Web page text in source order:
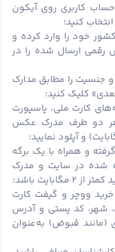
کاربری روی آیکون
کنید؛
خود را وارد کرده و
رقمی ارسال شده را در
و جنسیت را مطابق مدارک
کلیک کنید؛
کارت ملی، پاسپورت
هر دو طرف مدرک عکس
و همراه با یک برگه
‌شده در سایت و مدرک
باشد؛
خرید ووچر و گیفت کارت
شهر، کد پستی و آدرس
(مانند قبوض) به‌عنوان